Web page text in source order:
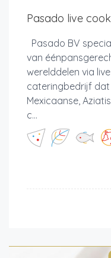
Pasado live
Pasado BV
van
werelddelen via
cateringbedrijf dat
Mexicaanse,
c...